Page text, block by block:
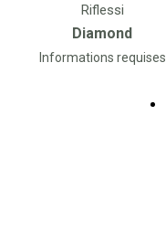
Riflessi
Diamond
Informations requises